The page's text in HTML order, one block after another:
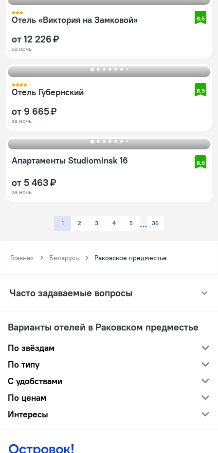
Отель «Виктория на Замковой» 8,5
от 12 226 ₽
за ночь
Отель Губернский 8,9
от 9 665 ₽
за ночь
Апартаменты Studiominsk 16 8,9
от 5 463 ₽
за ночь
1 2 3 4 5 36
Главная Беларусь Раковское предместье
Часто задаваемые вопросы
Варианты отелей в Раковском предместье
По звёздам
По типу
С удобствами
По ценам
Интересы